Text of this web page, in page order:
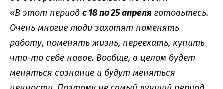
«В этот период с 18 по 25 апреля готовьтесь.
Очень многие люди захотят поменять
работу, поменять жизнь, переехать, купить
что-то себе новое. Вообще, в целом будет
меняться сознание и будут меняться